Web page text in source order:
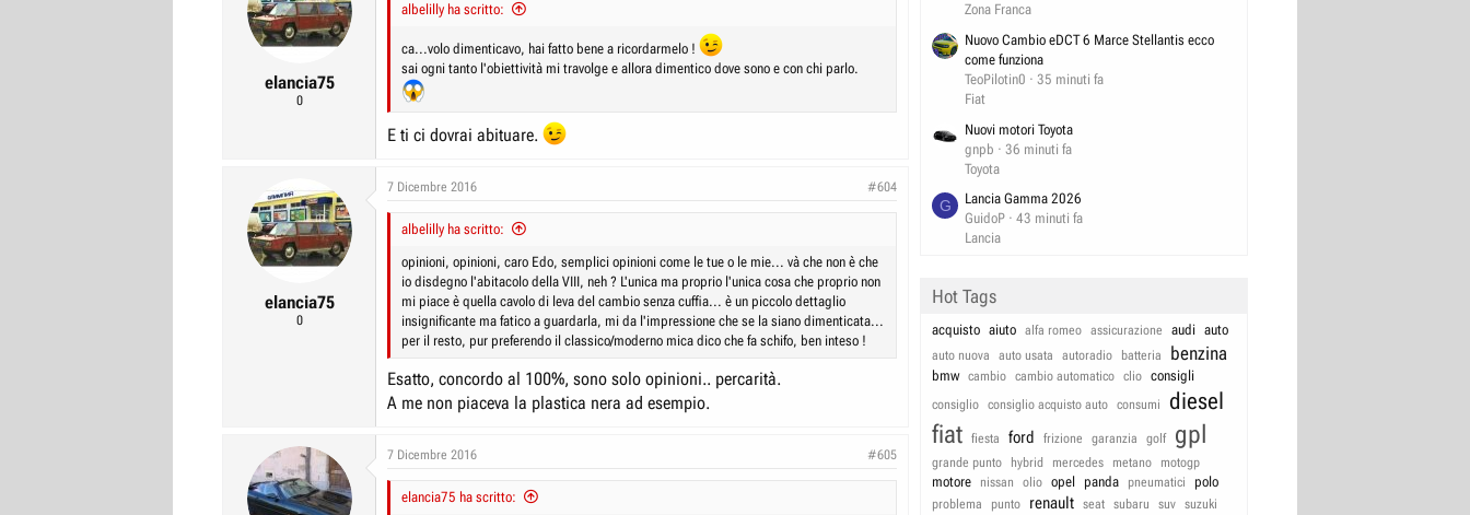
elancia75
0
albelilly ha scritto:
ca...volo dimenticavo, hai fatto bene a ricordarmelo !
sai ogni tanto l'obiettività mi travolge e allora dimentico dove sono e con chi parlo.
E ti ci dovrai abituare.
elancia75
0
7 Dicembre 2016 #604
albelilly ha scritto:
opinioni, opinioni, caro Edo, semplici opinioni come le tue o le mie... và che non è che
io disdegno l'abitacolo della VIII, neh ? L'unica ma proprio l'unica cosa che proprio non
mi piace è quella cavolo di leva del cambio senza cuffia... è un piccolo dettaglio
insignificante ma fatico a guardarla, mi da l'impressione che se la siano dimenticata...
per il resto, pur preferendo il classico/moderno mica dico che fa schifo, ben inteso !
Esatto, concordo al 100%, sono solo opinioni.. percarità.
A me non piaceva la plastica nera ad esempio.
7 Dicembre 2016 #605
elancia75 ha scritto:
Zona Franca
Nuovo Cambio eDCT 6 Marce Stellantis ecco
come funziona
TeoPilotin0
35 minuti fa
Fiat
Nuovi motori Toyota
gnpb
36 minuti fa
Toyota
G
Lancia Gamma 2026
GuidoP
43 minuti fa
Lancia
Hot Tags
acquisto aiuto alfa romeo assicurazione audi auto
auto nuova auto usata autoradio batteria benzina
bmw cambio cambio automatico clio consigli
consiglio consiglio acquisto auto consumi diesel
fiat fiesta ford frizione garanzia golf gpl
grande punto hybrid mercedes metano motogp
motore nissan olio opel panda pneumatici polo
problema punto renault seat subaru suv suzuki